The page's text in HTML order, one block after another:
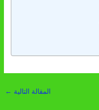
المقالة التالية ←